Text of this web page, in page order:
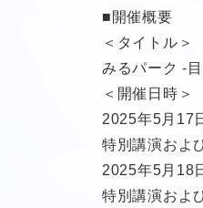
■開催概要
＜タイトル＞
みるパーク -
＜開催日時＞
2025年5月17
特別講演およ
2025年5月18
特別講演およ